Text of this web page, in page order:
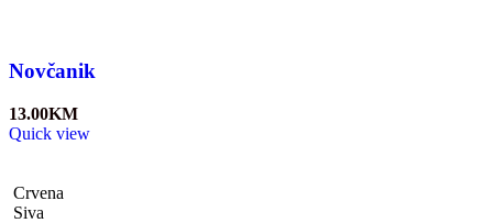
Novčanik
13.00KM
Quick view
Crvena
Siva